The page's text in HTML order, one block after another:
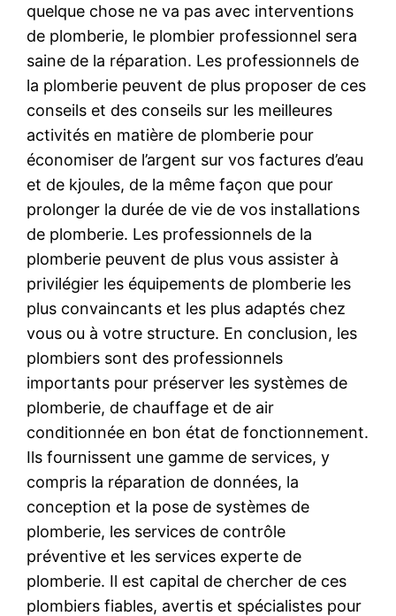
quelque chose ne va pas avec interventions
de plomberie, le plombier professionnel sera
saine de la réparation. Les professionnels de
la plomberie peuvent de plus proposer de ces
conseils et des conseils sur les meilleures
activités en matière de plomberie pour
économiser de l’argent sur vos factures d’eau
et de kjoules, de la même façon que pour
prolonger la durée de vie de vos installations
de plomberie. Les professionnels de la
plomberie peuvent de plus vous assister à
privilégier les équipements de plomberie les
plus convaincants et les plus adaptés chez
vous ou à votre structure. En conclusion, les
plombiers sont des professionnels
importants pour préserver les systèmes de
plomberie, de chauffage et de air
conditionnée en bon état de fonctionnement.
Ils fournissent une gamme de services, y
compris la réparation de données, la
conception et la pose de systèmes de
plomberie, les services de contrôle
préventive et les services experte de
plomberie. Il est capital de chercher de ces
plombiers fiables, avertis et spécialistes pour